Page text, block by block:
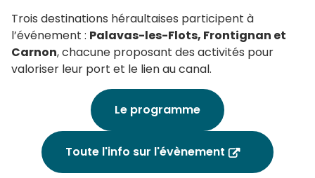
Trois destinations héraultaises participent à
l’événement : Palavas-les-Flots, Frontignan et
Carnon, chacune proposant des activités pour
valoriser leur port et le lien au canal.
Le programme
Toute l'info sur l'évènement